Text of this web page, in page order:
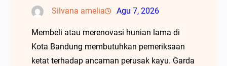
Silvana amelia Agu 7, 2026
Membeli atau merenovasi hunian lama di
Kota Bandung membutuhkan pemeriksaan
ketat terhadap ancaman perusak kayu. Garda